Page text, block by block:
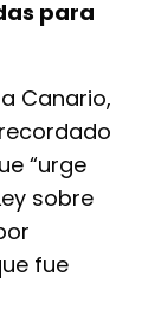
para
Canario,
“urge
sobre
fue